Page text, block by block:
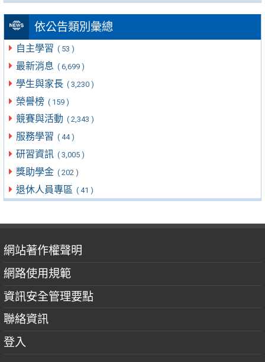
依公告類別彙總
自主學習 ( 53 )
最新消息 ( 6,699 )
學生與家長 ( 3,230 )
榮譽榜 ( 159 )
競賽與活動 ( 2,343 )
服務學習 ( 44 )
研習資訊 ( 3,005 )
獎助學金 ( 202 )
退休人員專區 ( 41 )
網站著作權聲明
網路使用規範
資訊安全管理要點
聯絡資訊
登入